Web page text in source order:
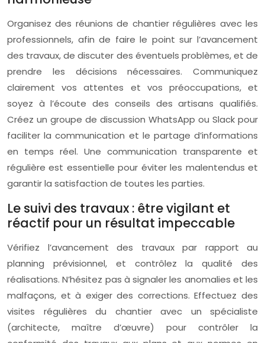
Organisez des réunions de chantier régulières avec les
professionnels, afin de faire le point sur l’avancement
des travaux, de discuter des éventuels problèmes, et de
prendre les décisions nécessaires. Communiquez
clairement vos attentes et vos préoccupations, et
soyez à l’écoute des conseils des artisans qualifiés.
Créez un groupe de discussion WhatsApp ou Slack pour
faciliter la communication et le partage d’informations
en temps réel. Une communication transparente et
régulière est essentielle pour éviter les malentendus et
garantir la satisfaction de toutes les parties.
Le suivi des travaux : être vigilant et
réactif pour un résultat impeccable
Vérifiez l’avancement des travaux par rapport au
planning prévisionnel, et contrôlez la qualité des
réalisations. N’hésitez pas à signaler les anomalies et les
malfaçons, et à exiger des corrections. Effectuez des
visites régulières du chantier avec un spécialiste
(architecte, maître d’œuvre) pour contrôler la